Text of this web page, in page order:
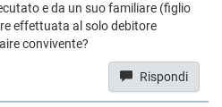
e da un suo familiare (figlio
effettuata al solo debitore
convivente?
Rispondi